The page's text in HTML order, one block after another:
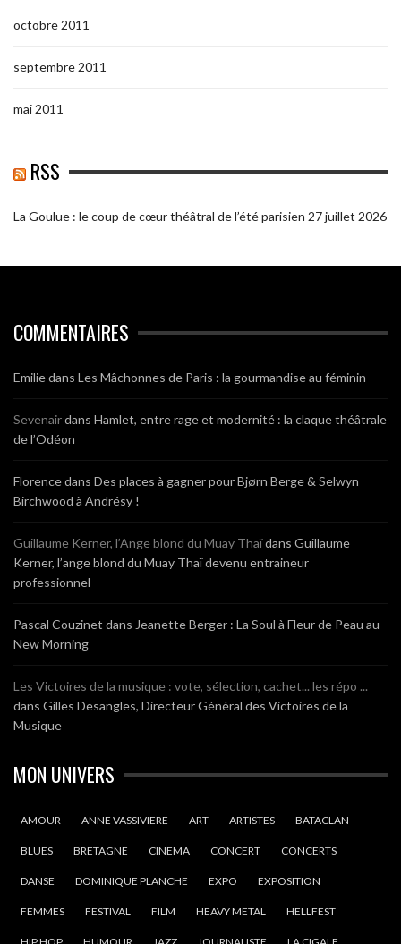
octobre 2011
septembre 2011
mai 2011
RSS
La Goulue : le coup de cœur théâtral de l’été parisien 27 juillet 2026
COMMENTAIRES
Emiliedans Les Mâchonnes de Paris : la gourmandise au féminin
Sevenairdans Hamlet, entre rage et modernité : la claque théâtrale
de l’Odéon
Florencedans Des places à gagner pour Bjørn Berge & Selwyn
Birchwood à Andrésy !
Guillaume Kerner, l’Ange blond du Muay Thaïdans Guillaume
Kerner, l’ange blond du Muay Thaï devenu entraineur
professionnel
Pascal Couzinet dans Jeanette Berger : La Soul à Fleur de Peau au
New Morning
Les Victoires de la musique : vote, sélection, cachet... les répo ...
dans Gilles Desangles, Directeur Général des Victoires de la
Musique
MON UNIVERS
AMOUR ANNE VASSIVIERE ART ARTISTES BATACLAN
BLUES BRETAGNE CINEMA CONCERT CONCERTS
DANSE DOMINIQUE PLANCHE EXPO EXPOSITION
FEMMES FESTIVAL FILM HEAVY METAL HELLFEST